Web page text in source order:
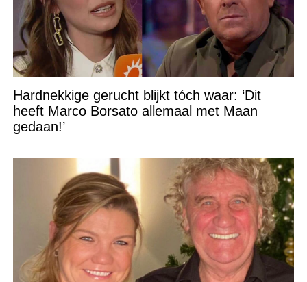
Hardnekkige gerucht blijkt tóch waar: ‘Dit
heeft Marco Borsato allemaal met Maan
gedaan!’